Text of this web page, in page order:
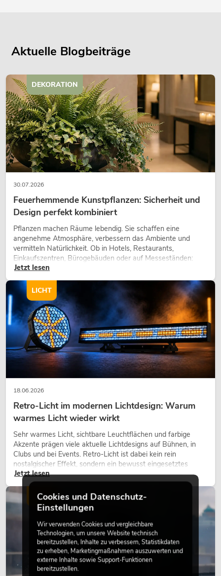
Aktuelle Blogbeiträge
30.07.2026
Feuerhemmende Kunstpflanzen: Sicherheit und
Design perfekt kombiniert
Pflanzen machen Räume lebendig. Sie schaffen eine
angenehme Atmosphäre, verbessern das Ambiente und
vermitteln Natürlichkeit. Ob in Hotels, Restaurants,
Einkaufszentren, Bürogebäuden oder auf Messeständen:
eine hochwertige Begrünung gehört heute längst zum
Jetzt lesen
DEKORATION
18.06.2026
Retro-Licht im modernen Lichtdesign: Warum
warmes Licht wieder wirkt
Sehr warmes Licht, sichtbare Leuchtflächen und farbige
Akzente prägen viele aktuelle Lichtdesigns auf Bühnen, in
Clubs und bei Events. Retro-Licht ist dabei kein rein
nostalgischer Effekt, sondern ein bewusst eingesetztes
Gestaltungsmittel: Es schafft Atmosphäre, gibt Szenen
Charakter und kann technische LED-Setups emotionaler
wirken lassen.
Jetzt lesen
LICHT
LICHT
Cookies und Datenschutz-
Einstellungen
Wir verwenden Cookies und vergleichbare
Technologien, um unsere Website technisch
bereitzustellen, Inhalte zu verbessern, Statistikdaten
zu erheben, Marketingmaßnahmen auszuwerten und
externe Inhalte sowie Support-Funktionen
bereitzustellen.